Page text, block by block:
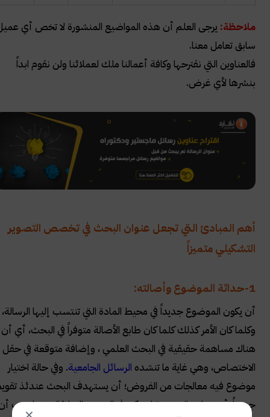
ملاحظة:يرجى العلم أن هذه المواضيع المنشورة لا تخص أي عميل
سابق تعامل معنا.
فالعناوين التي نقترحها وكافة أعمالنا ملك لعملائنا ولن نقوم ابداً
بنشرها لأي غرض.
أهم المبادئ التي تجعل عنوان البحث في تخصص التصوير
التشكيلي متميزاً
1- حداثة الموضوع وأصالته:
أن يكون الموضوع جديداً في محيط المادة التي تنتسب إليها الرسالة،
وكلما كان الأمر كذلك كلما كان طابع الأصالة متوفراً في البحث، أي أن
هناك مساهمة حقيقية في البحث العلمي ، وإضافة متوقعة في حقل
الاختصاص، وهي غاية ما تنشدهالرسائل الجامعية. وفي حالة اختيار
موضوع فيه معالجات من الفروض؛ أن يستهدف البحث عندئذ تقويماً
جديداً، أو مساهمة جديدة لم تكن في البحوث السابقة، وهنا يجب أن